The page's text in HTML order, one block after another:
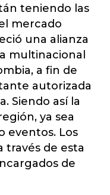
teniendo las
mercado
una alianza
multinacional
a fin de
autorizada
Siendo así la
ya sea
eventos. Los
través de esta
de